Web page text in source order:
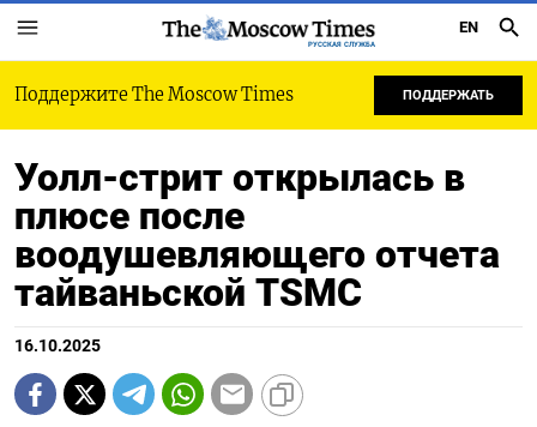
РУССКАЯ СЛУЖБА
EN
Поддержите The Moscow Times ПОДДЕРЖАТЬ
Уолл-стрит открылась в
плюсе после
воодушевляющего отчета
тайваньской TSMC
16.10.2025